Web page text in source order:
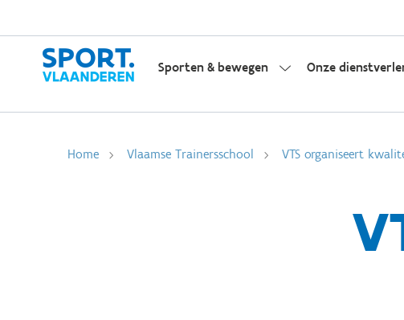
Sporten & bewegen Onze
Home Vlaamse Trainersschool VTS organiseert